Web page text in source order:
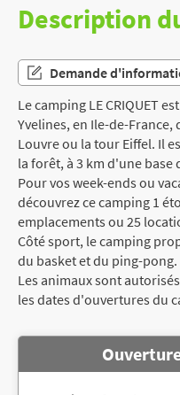
Description
Demande
Le camping LE CRIQUET
Yvelines, en Ile-de-
Louvre ou la tour Eiffel. Il
la forêt, à 3 km d'une base
Pour vos week-ends ou
découvrez ce camping 1
emplacements ou 25
Côté sport, le camping
du basket et du ping-pong.
Les animaux sont
les dates d'ouvertures du